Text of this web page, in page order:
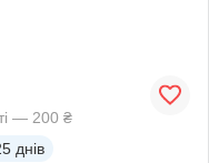
— 200 ₴
днів